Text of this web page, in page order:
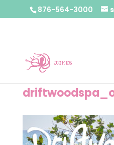
876-564-3000